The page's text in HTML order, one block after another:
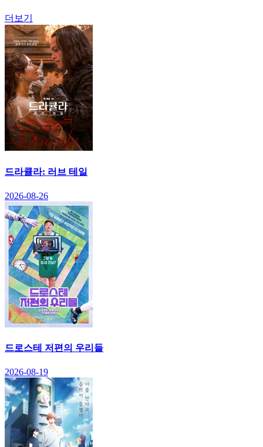
더보기
드라큘라: 러브 테일
2026-08-26
드로스테 저편의 우리들
2026-08-19